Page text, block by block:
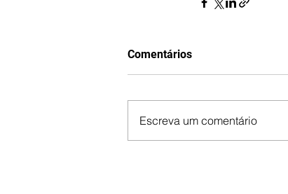
Comentários
Escreva um comentário